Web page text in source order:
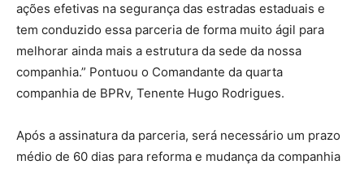
ações efetivas na segurança das estradas estaduais e
tem conduzido essa parceria de forma muito ágil para
melhorar ainda mais a estrutura da sede da nossa
companhia.” Pontuou o Comandante da quarta
companhia de BPRv, Tenente Hugo Rodrigues.
Após a assinatura da parceria, será necessário um prazo
médio de 60 dias para reforma e mudança da companhia